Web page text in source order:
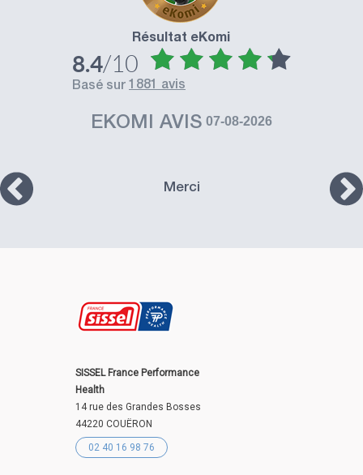
Résultat eKomi
8.4/10
basé sur 1881 avis
EKOMI AVIS 07-08-2026
Merci
SISSEL France Performance
Health
14 rue des Grandes Bosses
44220 COUËRON
02 40 16 98 76